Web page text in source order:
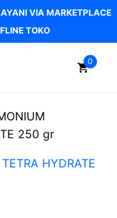
VIA MARKETPLACE
TOKO
0
250 gr